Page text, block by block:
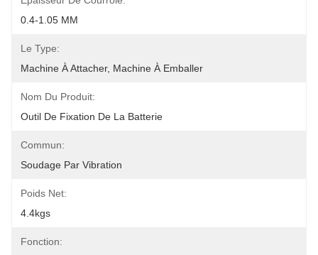
0.4-1.05 MM
Le Type:
Machine À Attacher, Machine À Emballer
Nom Du Produit:
Outil De Fixation De La Batterie
Commun:
Soudage Par Vibration
Poids Net:
4.4kgs
Fonction: